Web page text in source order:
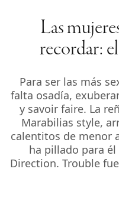
Las
recordar:
Para ser las más
falta osadía,
y savoir faire. La
Marabilias style,
calentitos de menor
ha pillado para
Direction. Trouble